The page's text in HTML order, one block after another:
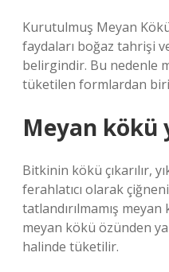
Kurutulmuş Meyan
faydaları boğaz tahrişi
belirgindir. Bu nedenle
tüketilen formlardan
Meyan kökü
Bitkinin kökü çıkarılır,
ferahlatıcı olarak
tatlandırılmamış
meyan kökü özünden
halinde tüketilir.